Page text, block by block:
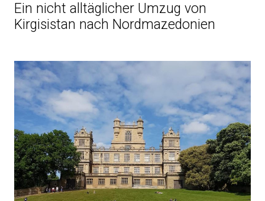
Ein nicht alltäglicher Umzug von
Kirgisistan nach Nordmazedonien